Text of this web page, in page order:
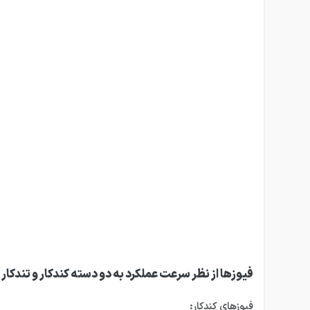
فیوزها از نظر سرعت عملکرد به دو دسته کندکار و
فیوزهای کندکار: